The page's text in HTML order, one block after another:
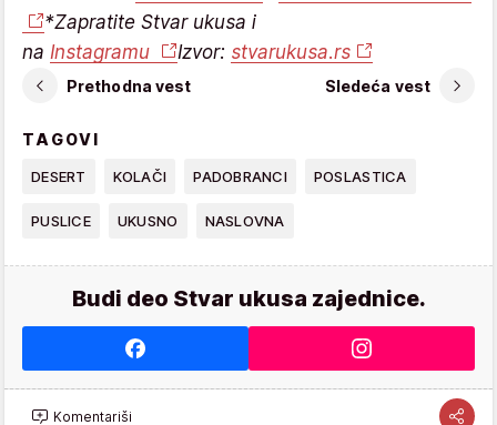
*Zapratite Stvar ukusa i
na Instagramu Izvor: stvarukusa.rs
Prethodna vest Sledeća vest
TAGOVI
DESERT KOLAČI PADOBRANCI POSLASTICA
PUSLICE UKUSNO NASLOVNA
Budi deo Stvar ukusa zajednice.
Komentariši